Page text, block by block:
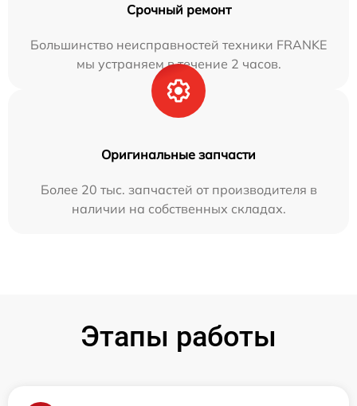
Срочный ремонт
Большинство неисправностей техники FRANKE
мы устраняем в течение 2 часов.
Оригинальные запчасти
Более 20 тыс. запчастей от производителя в
наличии на собственных складах.
Этапы работы